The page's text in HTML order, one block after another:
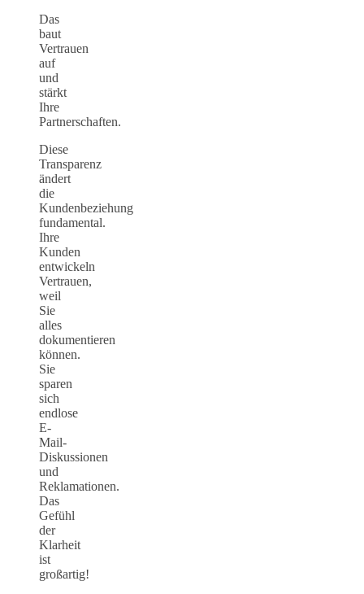
Das
baut
Vertrauen
auf
und
stärkt
Ihre
Partnerschaften.
Diese
Transparenz
ändert
die
Kundenbeziehung
fundamental.
Ihre
Kunden
entwickeln
Vertrauen,
weil
Sie
alles
dokumentieren
können.
Sie
sparen
sich
endlose
E-
Mail-
Diskussionen
und
Reklamationen.
Das
Gefühl
der
Klarheit
ist
großartig!